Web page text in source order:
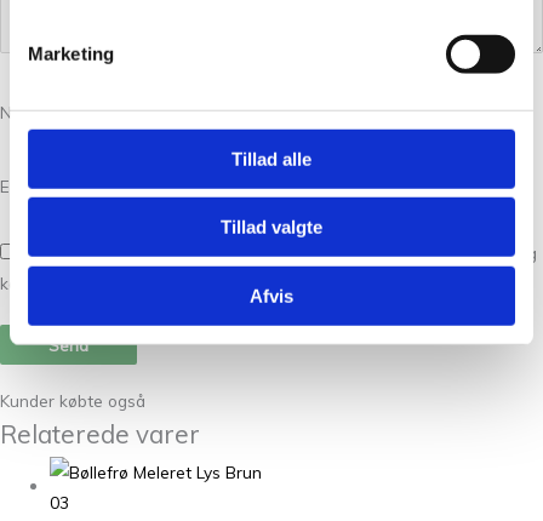
Marketing
Tillad alle
Tillad valgte
Afvis
Navn*
E-mail*
Gem mit navn, mail og websted i denne browser til næste gang jeg
kommenterer.
Kunder købte også
Relaterede varer